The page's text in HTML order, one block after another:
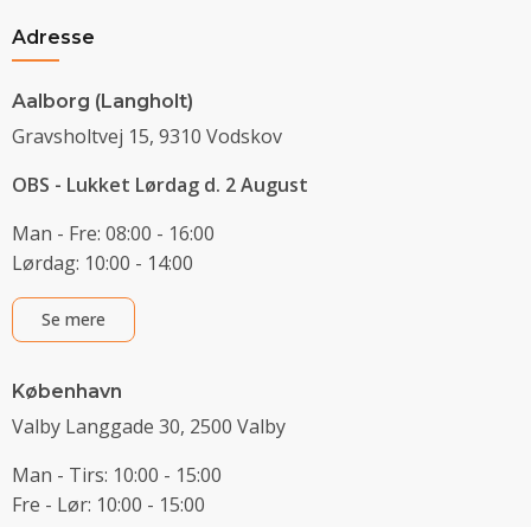
Adresse
Aalborg (Langholt)
Gravsholtvej 15, 9310 Vodskov
OBS - Lukket Lørdag d. 2 August
Man - Fre: 08:00 - 16:00
Lørdag: 10:00 - 14:00
Se mere
København
Valby Langgade 30, 2500 Valby
Man - Tirs: 10:00 - 15:00
Fre - Lør: 10:00 - 15:00